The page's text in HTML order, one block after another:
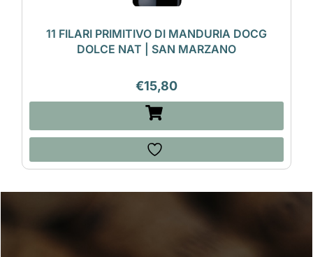
11 FILARI PRIMITIVO DI MANDURIA DOCG
DOLCE NAT | SAN MARZANO
€15,80